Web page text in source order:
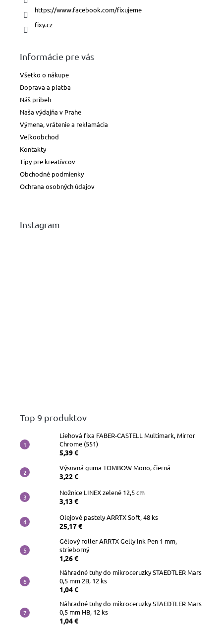
https://www.facebook.com/fixujeme
fixy.cz
Informácie pre vás
Všetko o nákupe
Doprava a platba
Náš príbeh
Naša výdajňa v Prahe
Výmena, vrátenie a reklamácia
Veľkoobchod
Kontakty
Tipy pre kreatívcov
Obchodné podmienky
Ochrana osobných údajov
Instagram
Top 9 produktov
Liehová fixa FABER-CASTELL Multimark, Mirror
Chrome (551)
5,39 €
Výsuvná guma TOMBOW Mono, čierná
3,22 €
Nožnice LINEX zelené 12,5 cm
3,13 €
Olejové pastely ARRTX Soft, 48 ks
25,17 €
Gélový roller ARRTX Gelly Ink Pen 1 mm,
strieborný
1,26 €
Náhradné tuhy do mikroceruzky STAEDTLER Mars
0,5 mm 2B, 12 ks
1,04 €
Náhradné tuhy do mikroceruzky STAEDTLER Mars
0,5 mm HB, 12 ks
1,04 €